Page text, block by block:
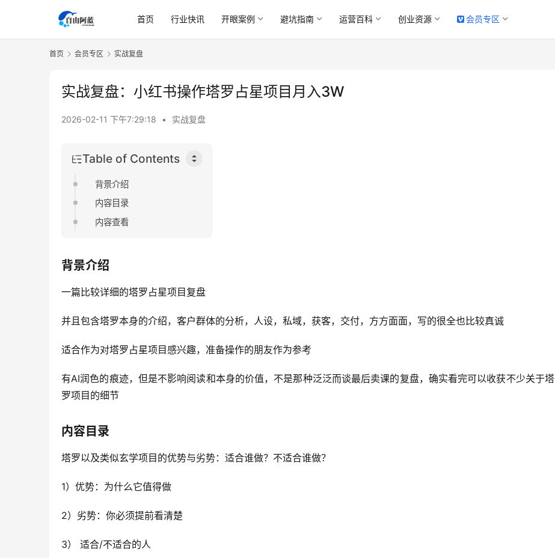
首页 行业快讯 开眼案例 避坑指南 运营百科 创业资源 会员专区
首页 会员专区 实战复盘
实战复盘：小红书操作塔罗占星项目月入3W
2026-02-11 下午7:29:18 • 实战复盘
Table of Contents
背景介绍
内容目录
内容查看
背景介绍
一篇比较详细的塔罗占星项目复盘
并且包含塔罗本身的介绍，客户群体的分析，人设，私域，获客，交付，方方面面，写的很全也比较真诚
适合作为对塔罗占星项目感兴趣，准备操作的朋友作为参考
有AI润色的痕迹，但是不影响阅读和本身的价值，不是那种泛泛而谈最后卖课的复盘，确实看完可以收获不少关于塔
罗项目的细节
内容目录
塔罗以及类似玄学项目的优势与劣势：适合谁做？不适合谁做？
1）优势：为什么它值得做
2）劣势：你必须提前看清楚
3） 适合/不适合的人